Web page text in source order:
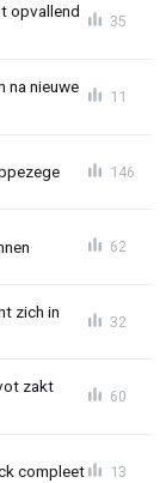
opvallend
35
na nieuwe
11
146
62
zich in
32
zakt
60
compleet 13